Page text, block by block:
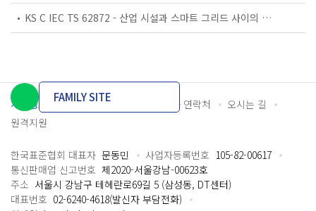
KS C IEC TS 62872 - 산업 시설과 스마트 그리드 사이의 산업 공정 측정, 제어 및 자동화 시스템 인터페이스
개인정보처리방침 이용약관 담당자 연락처
오시는 길
원격지원
FAMILY SITE
한국표준협회 대표자 문동민 사업자등록번호 105-82-00617
통신판매업 신고번호 제2020-서울강남-00623호
주소 서울시 강남구 테헤란로69길 5 (삼성동, DT센터)
대표번호 02-6240-4618(발신자 부담전화)